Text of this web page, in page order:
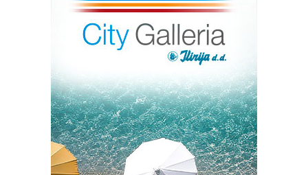
kipovima u Hrvatskoj. Klesar Vlado Knežević radio ga je
osamnaest mjeseci u klesarskoj radnji ‘Markvinia’ u
Biogradu na Moru. Kip se nalazi uz jedan od
najprometnijih pomorskih kanala između otoka Ugljana i
Pašmana kojim tijekom sezone dnevno prođe više od
dvije tisuće plovila. Želja župljana je da kip posjetiteljima
i prolaznicima koji plove tim kanalom bude
svjedočanstvo vjere, da se na tom mjestu časti Marija. Taj
projekt župe Kukljica pomogli su Općina Kukljica te
drugi dobročinitelji i donatori.